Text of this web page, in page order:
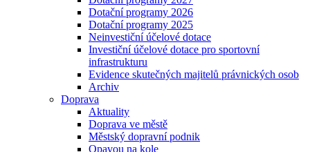
Dotační programy 2026
Dotační programy 2025
Neinvestiční účelové dotace
Investiční účelové dotace pro sportovní
infrastrukturu
Evidence skutečných majitelů právnických osob
Archiv
Doprava
Aktuality
Doprava ve městě
Městský dopravní podnik
Opavou na kole